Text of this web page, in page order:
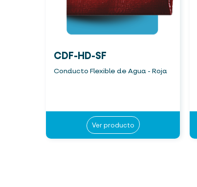
CDF-HD-SF
Conducto Flexible de Agua - Roja
Ver producto